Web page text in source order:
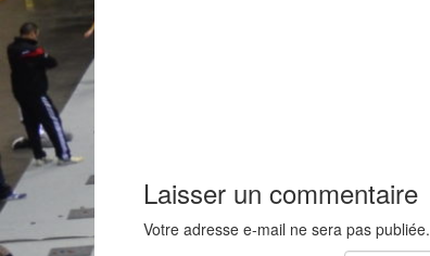
Laisser un commentaire
Votre adresse e-mail ne sera pas publiée.